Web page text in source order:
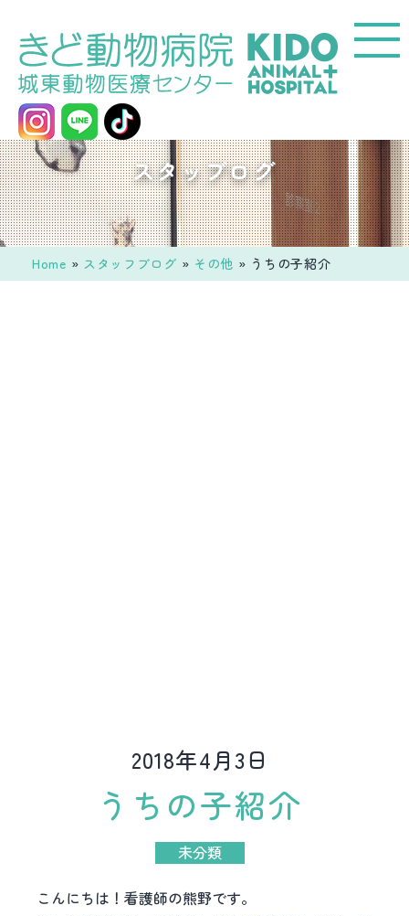
へ
ス
キ
ッ
プ
城
東
動
物
医
療
スタッブログ
Home » スタッフブログ » その他 » うちの子紹介
2018年4月3日
うちの子紹介
未分類
こんにちは！看護師の熊野です。